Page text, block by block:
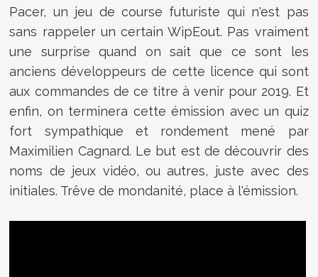
Pacer, un jeu de course futuriste qui n'est pas
sans rappeler un certain WipEout. Pas vraiment
une surprise quand on sait que ce sont les
anciens développeurs de cette licence qui sont
aux commandes de ce titre à venir pour 2019. Et
enfin, on terminera cette émission avec un quiz
fort sympathique et rondement mené par
Maximilien Cagnard. Le but est de découvrir des
noms de jeux vidéo, ou autres, juste avec des
initiales. Trêve de mondanité, place à l'émission.